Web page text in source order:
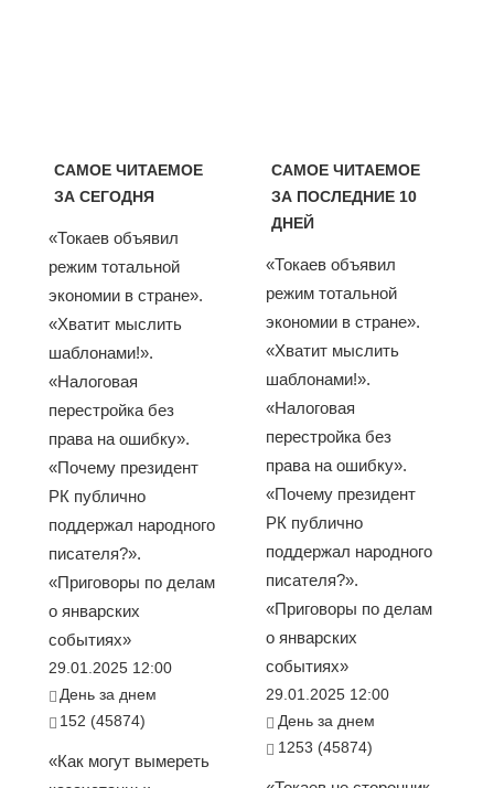
САМОЕ ЧИТАЕМОЕ
ЗА СЕГОДНЯ
«Токаев объявил
режим тотальной
экономии в стране».
«Хватит мыслить
шаблонами!».
«Налоговая
перестройка без
права на ошибку».
«Почему президент
РК публично
поддержал народного
писателя?».
«Приговоры по делам
о январских
событиях»
29.01.2025 12:00
День за днем
152 (45874)
«Как могут вымереть
САМОЕ ЧИТАЕМОЕ
ЗА ПОСЛЕДНИЕ 10
ДНЕЙ
«Токаев объявил
режим тотальной
экономии в стране».
«Хватит мыслить
шаблонами!».
«Налоговая
перестройка без
права на ошибку».
«Почему президент
РК публично
поддержал народного
писателя?».
«Приговоры по делам
о январских
событиях»
29.01.2025 12:00
День за днем
1253 (45874)